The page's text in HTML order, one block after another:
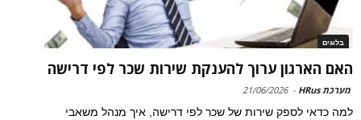
בלוגים
האם הארגון ערוך להענקת שירות שכר לפי דרישה
מערכת HRus -
21/06/2026
למה כדאי לספק שירות של שכר לפי דרישה, איך מנהל משאבי